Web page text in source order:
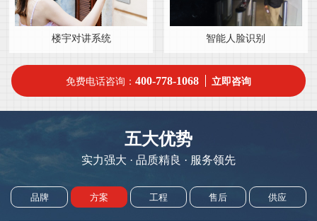
楼宇对讲系统 智能人脸识别
免费电话咨询：400-778-1068 立即咨询
五大优势
实力强大 · 品质精良 · 服务领先
品牌 方案 工程 售后 供应